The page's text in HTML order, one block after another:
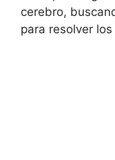
cerebro,
para resolver